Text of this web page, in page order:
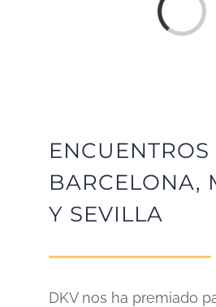
Loading...
ENCUENTROS
BARCELONA,
Y SEVILLA
DKV nos ha premiado